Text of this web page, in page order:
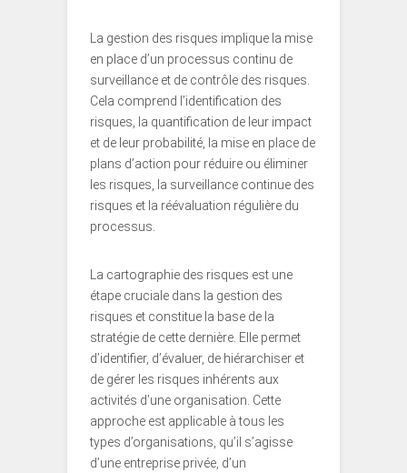
La gestion des risques implique la mise
en place d’un processus continu de
surveillance et de contrôle des risques.
Cela comprend l’identification des
risques, la quantification de leur impact
et de leur probabilité, la mise en place de
plans d’action pour réduire ou éliminer
les risques, la surveillance continue des
risques et la réévaluation régulière du
processus.
La cartographie des risques est une
étape cruciale dans la gestion des
risques et constitue la base de la
stratégie de cette dernière. Elle permet
d’identifier, d’évaluer, de hiérarchiser et
de gérer les risques inhérents aux
activités d’une organisation. Cette
approche est applicable à tous les
types d’organisations, qu’il s’agisse
d’une entreprise privée, d’un